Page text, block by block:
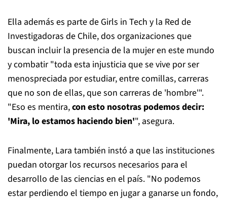
Ella además es parte de Girls in Tech y la Red de
Investigadoras de Chile, dos organizaciones que
buscan incluir la presencia de la mujer en este mundo
y combatir "toda esta injusticia que se vive por ser
menospreciada por estudiar, entre comillas, carreras
que no son de ellas, que son carreras de 'hombre'".
"Eso es mentira,con esto nosotras podemos decir:
'Mira, lo estamos haciendo bien'", asegura.
Finalmente, Lara también instó a que las instituciones
puedan otorgar los recursos necesarios para el
desarrollo de las ciencias en el país. "No podemos
estar perdiendo el tiempo en jugar a ganarse un fondo,